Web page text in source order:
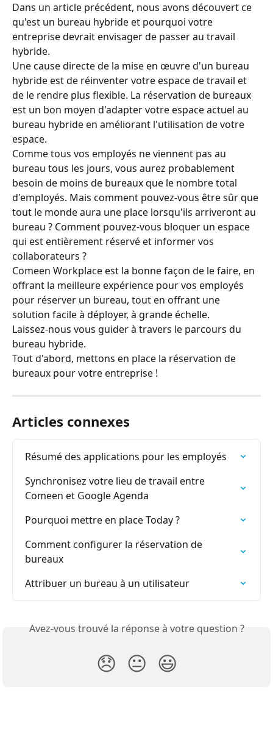
Dans un article précédent, nous avons découvert ce
qu'est un bureau hybride et pourquoi votre
entreprise devrait envisager de passer au travail
hybride.
Une cause directe de la mise en œuvre d'un bureau
hybride est de réinventer votre espace de travail et
de le rendre plus flexible. La réservation de bureaux
est un bon moyen d'adapter votre espace actuel au
bureau hybride en améliorant l'utilisation de votre
espace.
Comme tous vos employés ne viennent pas au
bureau tous les jours, vous aurez probablement
besoin de moins de bureaux que le nombre total
d'employés. Mais comment pouvez-vous être sûr que
tout le monde aura une place lorsqu'ils arriveront au
bureau ? Comment pouvez-vous bloquer un espace
qui est entièrement réservé et informer vos
collaborateurs ?
Comeen Workplace est la bonne façon de le faire, en
offrant la meilleure expérience pour vos employés
pour réserver un bureau, tout en offrant une
solution facile à déployer, à grande échelle.
Laissez-nous vous guider à travers le parcours du
bureau hybride.
Tout d'abord, mettons en place la réservation de
bureaux pour votre entreprise !
Articles connexes
Résumé des applications pour les employés
Synchronisez votre lieu de travail entre
Comeen et Google Agenda
Pourquoi mettre en place Today ?
Comment configurer la réservation de
bureaux
Attribuer un bureau à un utilisateur
Avez-vous trouvé la réponse à votre question ?
😞 😐 😃